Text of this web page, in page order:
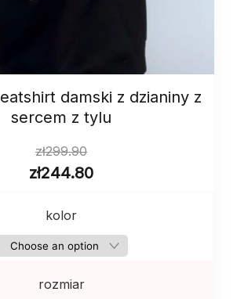
damski z dzianiny z
sercem z tylu
zł299.90
zł244.80
kolor
rozmiar